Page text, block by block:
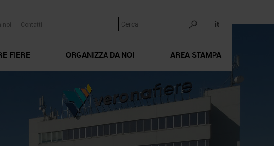
it
noi Contatti
FIERE ORGANIZZA DA NOI AREA STAMPA